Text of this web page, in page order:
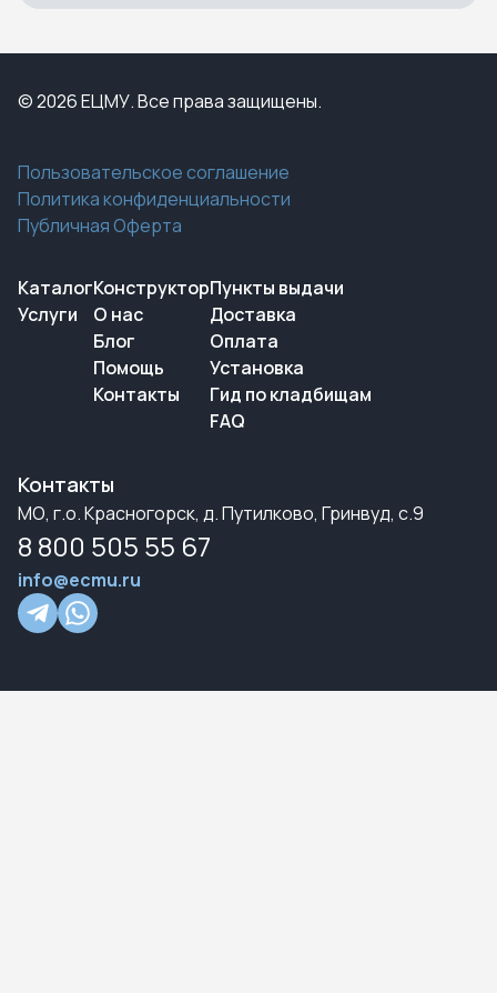
© 2026 ЕЦМУ. Все права защищены.
Пользовательское соглашение
Политика конфиденциальности
Публичная Оферта
Каталог
Услуги
Конструктор
О нас
Блог
Помощь
Контакты
Пункты выдачи
Доставка
Оплата
Установка
Гид по кладбищам
FAQ
Контакты
МО, г.о. Красногорск, д. Путилково, Гринвуд, с.9
8 800 505 55 67
info@ecmu.ru